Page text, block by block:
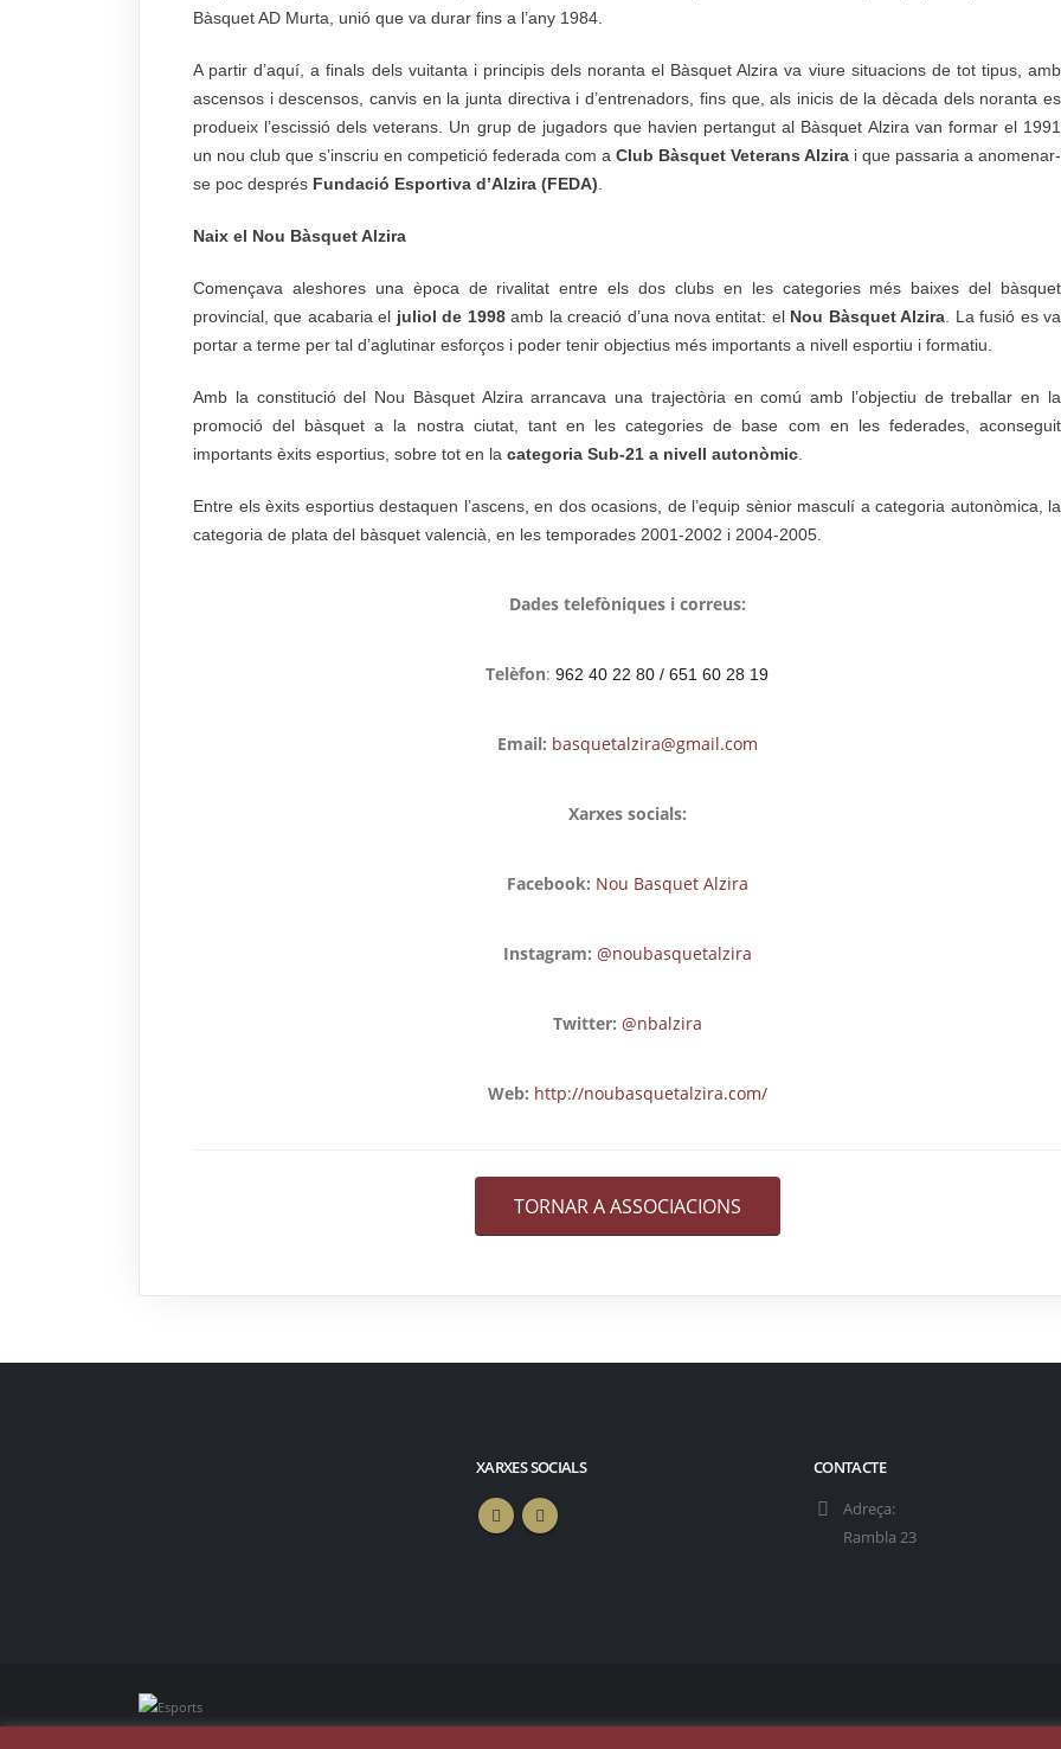
Bàsquet AD Murta, unió que va durar fins a l’any 1984.
A partir d’aquí, a finals dels vuitanta i principis dels noranta el Bàsquet Alzira va viure situacions de tot tipus, amb
ascensos i descensos, canvis en la junta directiva i d’entrenadors, fins que, als inicis de la dècada dels noranta es
produeix l’escissió dels veterans. Un grup de jugadors que havien pertangut al Bàsquet Alzira van formar el 1991
un nou club que s’inscriu en competició federada com a Club Bàsquet Veterans Alzira i que passaria a anomenar-
se poc després Fundació Esportiva d’Alzira (FEDA)
Naix el Nou Bàsquet Alzira
Començava aleshores una època de rivalitat entre els dos clubs en les categories més baixes del bàsquet
provincial, que acabaria el juliol de 1998amb la creació d’una nova entitat: el Nou Bàsquet Alzira . La fusió es va
portar a terme per tal d’aglutinar esforços i poder tenir objectius més importants a nivell esportiu i formatiu.
Amb la constitució del Nou Bàsquet Alzira arrancava una trajectòria en comú amb l’objectiu de treballar en la
promoció del bàsquet a la nostra ciutat, tant en les categories de base com en les federades, aconseguit
importants èxits esportius, sobre tot en la categoria Sub-21 a nivell autonòmic
Entre els èxits esportius destaquen l’ascens, en dos ocasions, de l’equip sènior masculí a categoria autonòmica, la
categoria de plata del bàsquet valencià, en les temporades 2001-2002 i 2004-2005.
Dades telefòniques i correus:
Telèfon: 962 40 22 80 / 651 60 28 19
Email: basquetalzira@gmail.com
Xarxes socials:
Facebook: Nou Basquet Alzira
Instagram: @noubasquetalzira
Twitter: @nbalzira
Web: http://noubasquetalzira.com/
TORNAR A ASSOCIACIONS
XARXES SOCIALS CONTACTE
Adreça:
Rambla 23